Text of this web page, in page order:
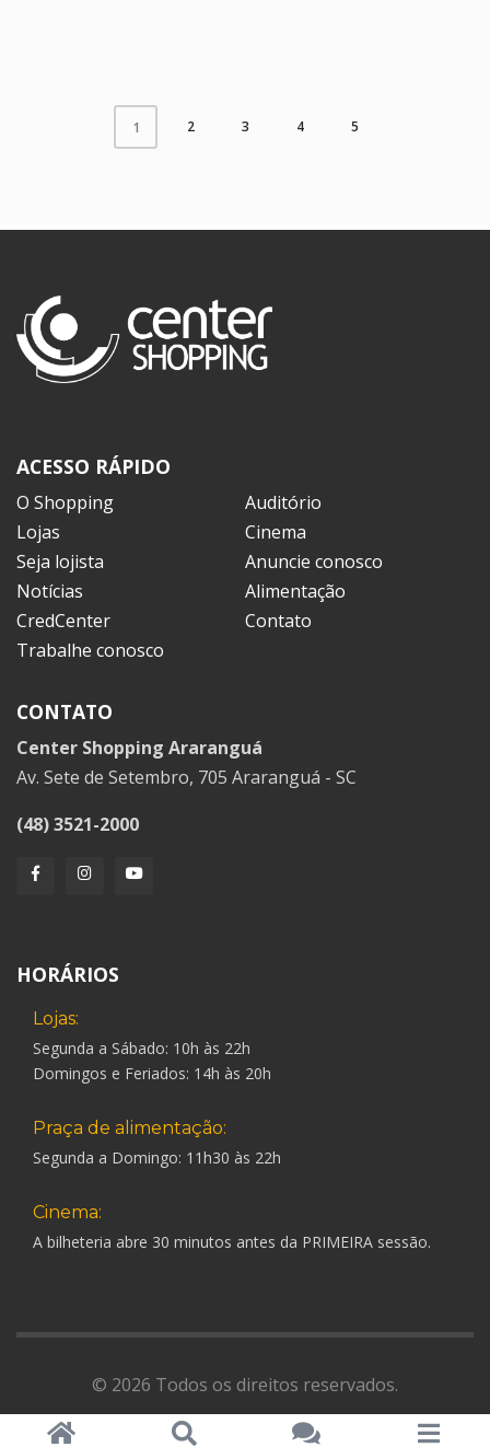
1 2 3 4 5
ACESSO RÁPIDO
O Shopping
Auditório
Lojas
Cinema
Seja lojista
Anuncie conosco
Notícias
Alimentação
CredCenter
Contato
Trabalhe conosco
CONTATO
Center Shopping Araranguá
Av. Sete de Setembro, 705 Araranguá - SC
(48) 3521-2000
HORÁRIOS
Lojas:
Segunda a Sábado: 10h às 22h
Domingos e Feriados: 14h às 20h
Praça de alimentação:
Segunda a Domingo: 11h30 às 22h
Cinema:
A bilheteria abre 30 minutos antes da PRIMEIRA sessão.
© 2026 Todos os direitos reservados.